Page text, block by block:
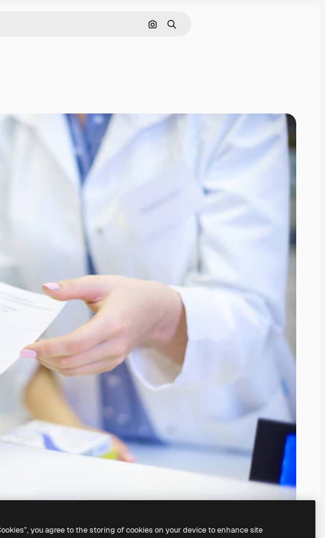
Buscar por imagen
Buscar
you agree to the storing of cookies on your device to enhance site